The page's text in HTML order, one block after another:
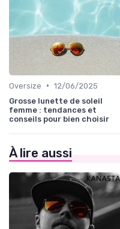
Oversize • 12/06/2025
Grosse lunette de soleil
femme : tendances et
conseils pour bien choisir
À lire aussi